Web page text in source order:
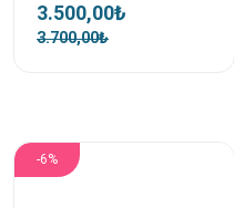
3.500,00₺
3.700,00₺
-6%